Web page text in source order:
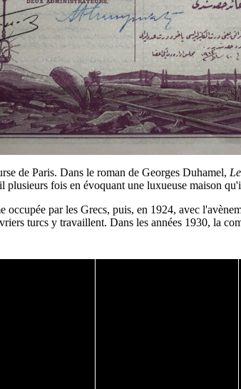
de Paris. Dans le roman de Georges Duhamel,
fois en évoquant une luxueuse maison
par les Grecs, puis, en 1924, avec
turcs y travaillent. Dans les années 1930, la